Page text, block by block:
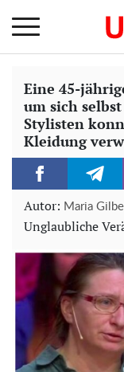
Eine 45-
um sich
Stylisten
Kleidung
Autor: Maria
Unglaubliche